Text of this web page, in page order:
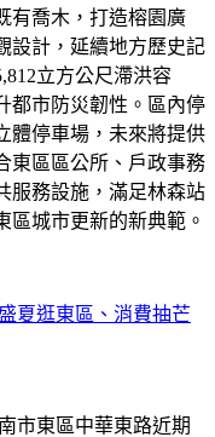
有喬木，打造榕園廣
設計，延續地方歷史記
立方公尺滯洪容
都市防災韌性。區內停
體停車場，未來將提供
東區區公所、戶政事務
服務設施，滿足林森站
區城市更新的新典範。
夏逛東區、消費抽芒
市東區中華東路近期